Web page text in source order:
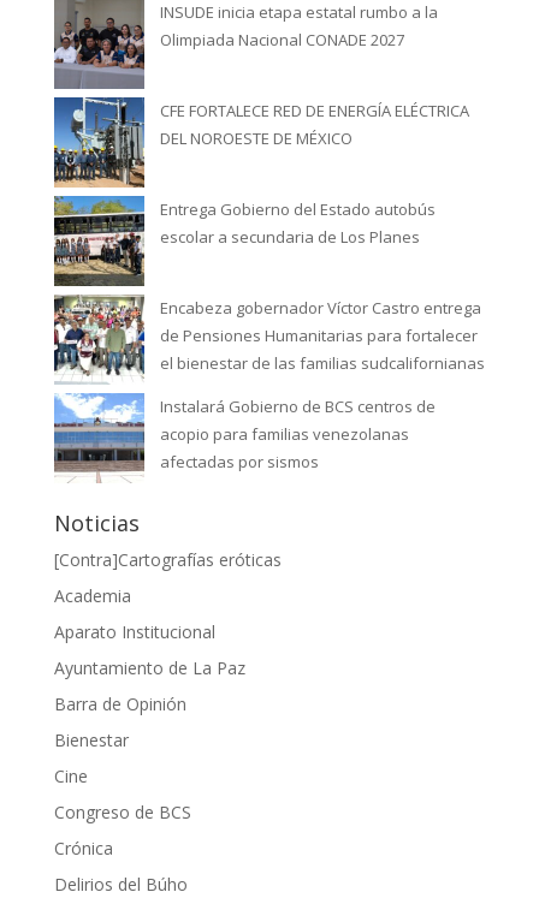
INSUDE inicia etapa estatal rumbo a la
Olimpiada Nacional CONADE 2027
CFE FORTALECE RED DE ENERGÍA ELÉCTRICA
DEL NOROESTE DE MÉXICO
Entrega Gobierno del Estado autobús
escolar a secundaria de Los Planes
Encabeza gobernador Víctor Castro entrega
de Pensiones Humanitarias para fortalecer
el bienestar de las familias sudcalifornianas
Instalará Gobierno de BCS centros de
acopio para familias venezolanas
afectadas por sismos
Noticias
[Contra]Cartografías eróticas
Academia
Aparato Institucional
Ayuntamiento de La Paz
Barra de Opinión
Bienestar
Cine
Congreso de BCS
Crónica
Delirios del Búho